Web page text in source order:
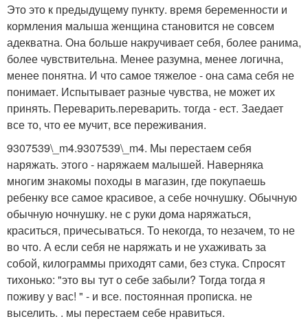
Это это к предыдущему пункту. время беременности и
кормления малыша женщина становится не совсем
адекватна. Она больше накручивает себя, более ранима,
более чувствительна. Менее разумна, менее логична,
менее понятна. И что самое тяжелое - она сама себя не
понимает. Испытывает разные чувства, не может их
принять. Переварить.переварить. тогда - ест. Заедает
все то, что ее мучит, все переживания.
9307539\_m4.9307539\_m4. Мы перестаем себя
наряжать. этого - наряжаем малышей. Наверняка
многим знакомы походы в магазин, где покупаешь
ребенку все самое красивое, а себе ночнушку. Обычную
обычную ночнушку. не с руки дома наряжаться,
краситься, причесываться. То некогда, то незачем, то не
во что. А если себя не наряжать и не ухаживать за
собой, килограммы приходят сами, без стука. Спросят
тихонько: "это вы тут о себе забыли? Тогда тогда я
поживу у вас! " - и все. постоянная прописка. не
выселить. . мы перестаем себе нравиться.